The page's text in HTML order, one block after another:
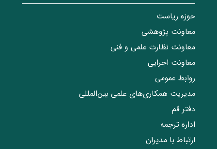
حوزه ریاست
معاونت پژوهشی
معاونت نظارت علمی و فنی
معاونت اجرایی
روابط عمومی
مدیریت همکاری‌های علمی بین‌المللی
دفتر قم
اداره ترجمه
ارتباط با مدیران